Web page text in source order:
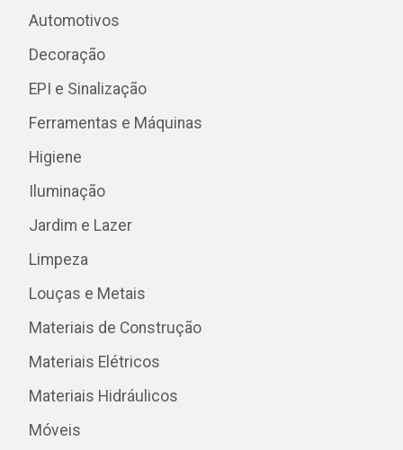
Automotivos
Decoração
EPI e Sinalização
Ferramentas e Máquinas
Higiene
Iluminação
Jardim e Lazer
Limpeza
Louças e Metais
Materiais de Construção
Materiais Elétricos
Materiais Hidráulicos
Móveis